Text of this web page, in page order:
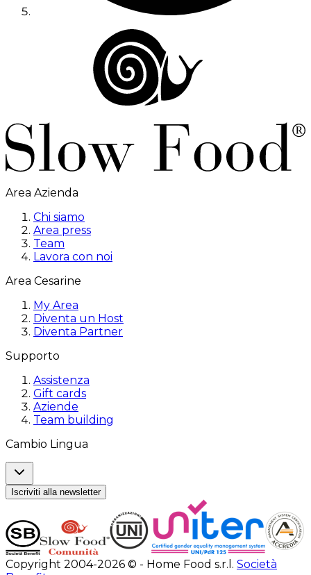
Area Azienda
Chi siamo
Area press
Team
Lavora con noi
Area Cesarine
My Area
Diventa un Host
Diventa Partner
Supporto
Assistenza
Gift cards
Aziende
Team building
Cambio Lingua
Iscriviti alla newsletter
Copyright 2004-2026 © - Home Food s.r.l. Società